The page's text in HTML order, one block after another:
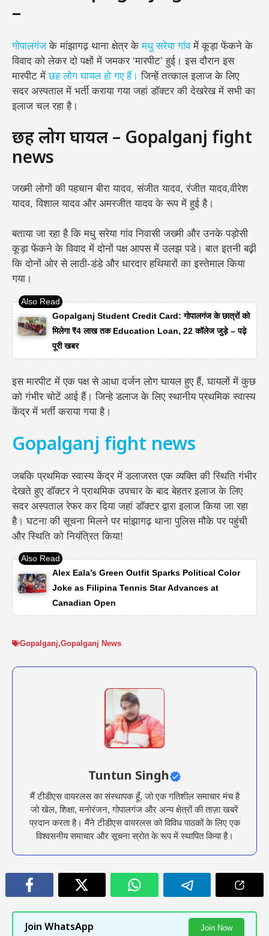
–
गोपालगंजके मांझागढ़ थाना क्षेत्र केमधु सरेया गांवमें कूड़ा फेंकने के
विवाद को लेकर दो पक्षों में जमकर ‘मारपीट’ हुई। इस दौरान इस
मारपीट मेंछह लोग घायल हो गए हैं। जिन्हें तत्काल इलाज के लिए
सदर अस्पताल में भर्ती कराया गया जहां डॉक्टर की देखरेख में सभी का
इलाज चल रहा है।
छह लोग घायल – Gopalganj fight
news
जख्मी लोगों की पहचान बीरा यादव, संजीत यादव, रंजीत यादव,वीरेश
यादव, विशाल यादव और अमरजीत यादव के रूप में हुई है।
बताया जा रहा है कि मधु सरेया गांव निवासी जख्मी और उनके पड़ोसी
कूड़ा फेंकने के विवाद में दोनों पक्ष आपस में उलझ पडे। बात इतनी बढ़़ी
कि दोनों ओर से लाठी-डंडे और धारदार हथियारों का इस्तेमाल किया
गया।
Gopalganj Student Credit Card: गोपालगंज के छात्रों को
मिलेगा ₹4 लाख तक Education Loan, 22 कॉलेज जुड़े – पढ़े
पूरी खबर
इस मारपीट में एक पक्ष से आधा दर्जन लोग घायल हुए हैं, घायलों में कुछ
को गंभीर चोटें आई हैं। जिन्हे डलाज के लिए स्थानीय प्रथमिक स्वास्य
केंद्र में भर्ती कराया गया है।
Gopalganj fight news
जबकि प्रथमिक स्वास्य केंद्र में डलाजरत एक व्यक्ति की स्थिति गंभीर
देखते हुए डॉक्टर ने प्राथमिक उपचार के बाद बेहतर इलाज के लिए
सदर अस्पताल रेफर कर दिया जहां डॉक्टर द्वारा इलाज किया जा रहा
है। घटना की सूचना मिलने पर मांझागढ़ थाना पुलिस मौके पर पहुंची
और स्थिति को नियंत्रित किया!
Alex Eala’s Green Outfit Sparks Political Color
Joke as Filipina Tennis Star Advances at
Canadian Open
Gopalganj,Gopalganj News
Tuntun Singh
मैं टीडीएस वायरलस का संस्थापक हूँ, जो एक गतिशील समाचार मंच है
जो खेल, शिक्षा, मनोरंजन, गोपालगंज और अन्य क्षेत्रों की ताज़ा खबरें
प्रदान करता है। मैंने टीडीएस वायरलस को विविध पाठकों के लिए एक
विश्वसनीय समाचार और सूचना स्रोत के रूप में स्थापित किया है।
Join WhatsApp Join Now